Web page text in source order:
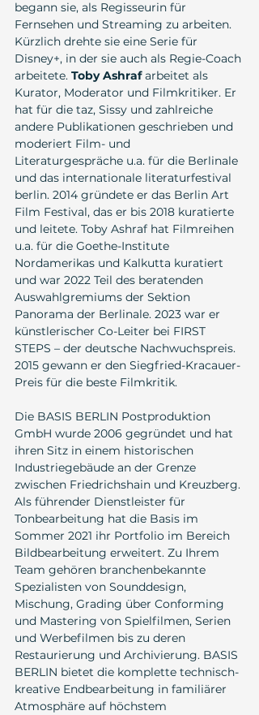
begann sie, als Regisseurin für
Fernsehen und Streaming zu arbeiten.
Kürzlich drehte sie eine Serie für
Disney+, in der sie auch als Regie-Coach
arbeitete. Toby Ashraf arbeitet als
Kurator, Moderator und Filmkritiker. Er
hat für die taz, Sissy und zahlreiche
andere Publikationen geschrieben und
moderiert Film- und
Literaturgespräche u.a. für die Berlinale
und das internationale literaturfestival
berlin. 2014 gründete er das Berlin Art
Film Festival, das er bis 2018 kuratierte
und leitete. Toby Ashraf hat Filmreihen
u.a. für die Goethe-Institute
Nordamerikas und Kalkutta kuratiert
und war 2022 Teil des beratenden
Auswahlgremiums der Sektion
Panorama der Berlinale. 2023 war er
künstlerischer Co-Leiter bei FIRST
STEPS – der deutsche Nachwuchspreis.
2015 gewann er den Siegfried-Kracauer-
Preis für die beste Filmkritik.
Die BASIS BERLIN Postproduktion
GmbH wurde 2006 gegründet und hat
ihren Sitz in einem historischen
Industriegebäude an der Grenze
zwischen Friedrichshain und Kreuzberg.
Als führender Dienstleister für
Tonbearbeitung hat die Basis im
Sommer 2021 ihr Portfolio im Bereich
Bildbearbeitung erweitert. Zu Ihrem
Team gehören branchenbekannte
Spezialisten von Sounddesign,
Mischung, Grading über Conforming
und Mastering von Spielfilmen, Serien
und Werbefilmen bis zu deren
Restaurierung und Archivierung. BASIS
BERLIN bietet die komplette technisch-
kreative Endbearbeitung in familiärer
Atmosphäre auf höchstem